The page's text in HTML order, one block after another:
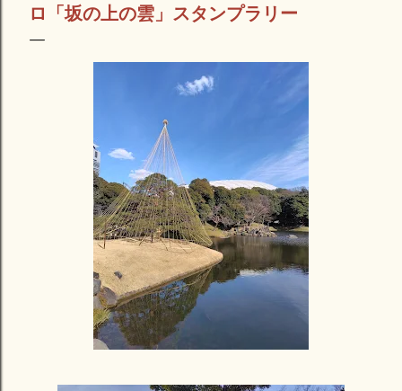
ロ「坂の上の雲」スタンプラリー